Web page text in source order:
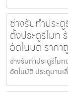
ช่างรับทำประ
ตั้งประตูรีโมท
อัตโนมัติ ราคา
ช่างรับทำประตูรีโม
อัตโนมัติ ประตูบานเ